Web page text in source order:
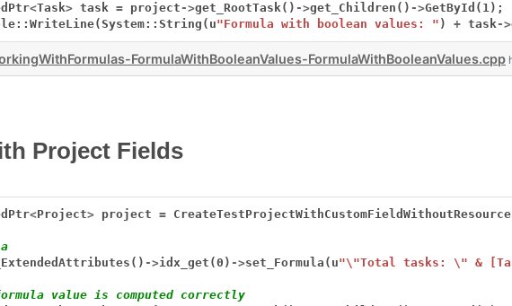
<Task> task = project ->get_RootTask() ->get_Children() ->GetById(1);
"Formula with boolean values: " ) + task->
FormulaWithBooleanValues-FormulaWithBooleanValues.cpp
Project Fields
<Project> project =
->idx_get(0) ->set_Formula(u"\"Total tasks: \" &
value is computed correctly